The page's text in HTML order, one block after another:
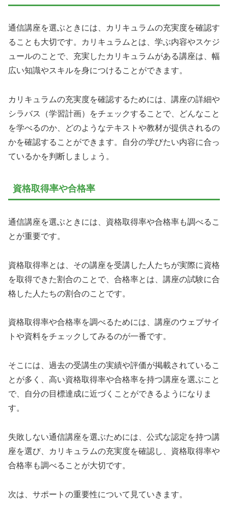
通信講座を選ぶときには、カリキュラムの充実度を確認す
ることも大切です。カリキュラムとは、学ぶ内容やスケジ
ュールのことで、充実したカリキュラムがある講座は、幅
広い知識やスキルを身につけることができます。
カリキュラムの充実度を確認するためには、講座の詳細や
シラバス（学習計画）をチェックすることで、どんなこと
を学べるのか、どのようなテキストや教材が提供されるの
かを確認することができます。自分の学びたい内容に合っ
ているかを判断しましょう。
資格取得率や合格率
通信講座を選ぶときには、資格取得率や合格率も調べるこ
とが重要です。
資格取得率とは、その講座を受講した人たちが実際に資格
を取得できた割合のことで、合格率とは、講座の試験に合
格した人たちの割合のことです。
資格取得率や合格率を調べるためには、講座のウェブサイ
トや資料をチェックしてみるのが一番です。
そこには、過去の受講生の実績や評価が掲載されているこ
とが多く、高い資格取得率や合格率を持つ講座を選ぶこと
で、自分の目標達成に近づくことができるようになりま
す。
失敗しない通信講座を選ぶためには、公式な認定を持つ講
座を選び、カリキュラムの充実度を確認し、資格取得率や
合格率も調べることが大切です。
次は、サポートの重要性について見ていきます。